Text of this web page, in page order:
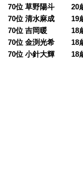
70位 草野陽斗 20歳
70位 清水麻成 19歳
70位 吉岡暖 18歳
70位 金渕光希 18歳
70位 小針大輝 18歳